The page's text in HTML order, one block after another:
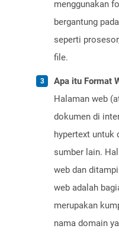
menggunakan
bergantung
seperti
file.
Apa itu Format
Halaman web
dokumen di
hypertext untuk
sumber lain.
web dan
web adalah
merupakan
nama domain